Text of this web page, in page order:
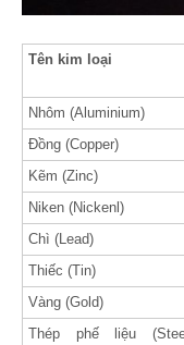
Tên kim loại
Nhôm (Aluminium)
Đồng (Copper)
Kẽm (Zinc)
Niken (Nickenl)
Chì (Lead)
Thiếc (Tin)
Vàng (Gold)
Thép phế liệu